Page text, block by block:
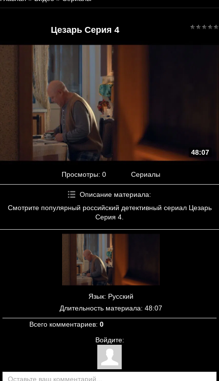
Цезарь Серия 4
48:07
Просмотры: 0 Сериалы
Описание материала:
Смотрите популярный российский детективный сериал Цезарь
Серия 4.
Язык: Русский
Длительность материала: 48:07
Всего комментариев: 0
Войдите: